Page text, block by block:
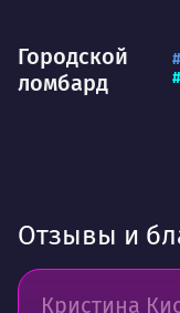
Городской
ломбард
Отзывы и
Кристина